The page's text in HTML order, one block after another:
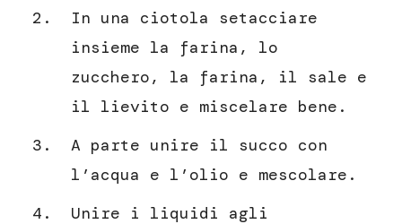
In una ciotola setacciare
insieme la farina, lo
zucchero, la farina, il sale e
il lievito e miscelare bene.
A parte unire il succo con
l’acqua e l’olio e mescolare.
Unire i liquidi agli